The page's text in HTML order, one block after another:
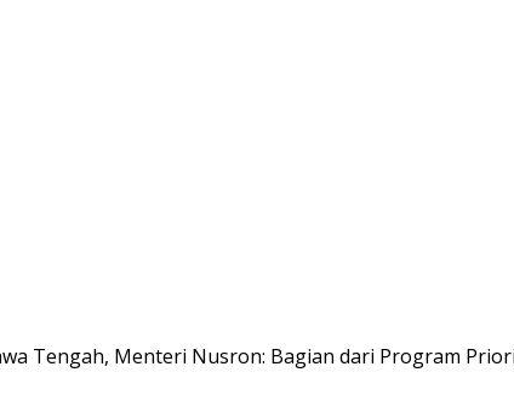
Tengah, Menteri Nusron: Bagian dari Program